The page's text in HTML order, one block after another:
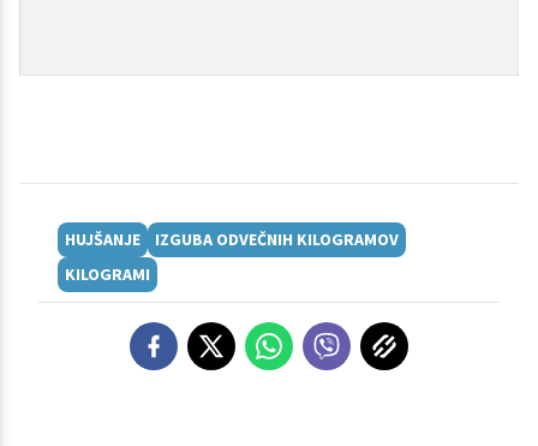
HUJŠANJE
IZGUBA ODVEČNIH KILOGRAMOV
KILOGRAMI